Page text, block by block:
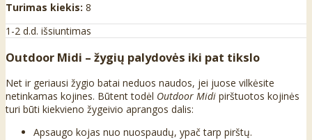
Turimas kiekis: 8
1-2 d.d. išsiuntimas
Outdoor Midi – žygių palydovės iki pat tikslo
Net ir geriausi žygio batai neduos naudos, jei juose vilkėsite
netinkamas kojines. Būtent todėl Outdoor Midi pirštuotos kojinės
turi būti kiekvieno žygeivio aprangos dalis:
Apsaugo kojas nuo nuospaudų, ypač tarp pirštų.